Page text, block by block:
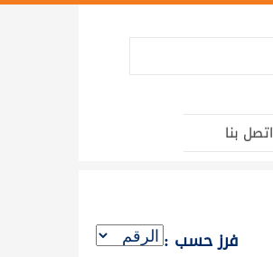
اتصل بنا
فرز حسب :